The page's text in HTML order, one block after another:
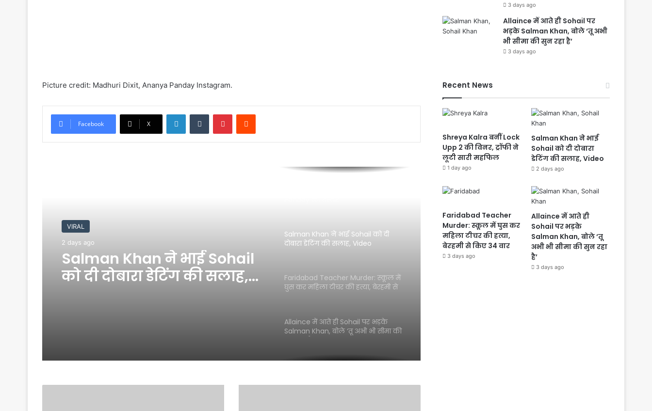
Picture credit: Madhuri Dixit, Ananya Panday Instagram.
Facebook X
LinkedInTumblr PinterestReddit
VIRAL
2 days ago
Salman Khan ने भाई Sohail
को दी दोबारा डेटिंग की सलाह,
वोट से दी मात
Salman Khan ने भाई Sohail को दी
दोबारा डेटिंग की सलाह, Video
Faridabad Teacher Murder: स्कूल में
घुस कर महिला टीचर की हत्या, बेरहमी से
Allaince में आते ही Sohail पर भड़के
Salman Khan, बोले ‘तू अभी भी सीमा की
वोट से दी मात
3 days ago
Allaince में आते ही Sohail पर
भड़के Salman Khan, बोले ‘तू अभी
भी सीमा की सुन रहा है’
3 days ago
Recent News
Shreya Kalra बनीं Lock
Upp 2 की विनर, ट्रॉफी ने
लूटी सारी महफिल
1 day ago
Salman Khan ने भाई
Sohail को दी दोबारा
डेटिंग की सलाह, Video
2 days ago
Faridabad Teacher
Murder: स्कूल में घुस कर
महिला टीचर की हत्या,
बेरहमी से किए 34 वार
3 days ago
Allaince में आते ही
Sohail पर भड़के
Salman Khan, बोले ‘तू
अभी भी सीमा की सुन रहा
है’
3 days ago